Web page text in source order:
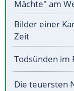
Mächte" am
Bilder einer
Zeit
Todsünden im
Die teuersten